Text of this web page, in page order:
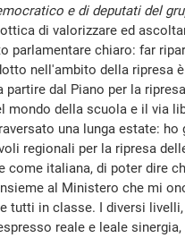
e di deputati del
di valorizzare ed
parlamentare chiaro: far
nell'ambito della ripresa
dal Piano per la
della scuola e il via
una lunga estate:
regionali per la ripresa
come italiana, di poter dire
al Ministero che mi
tutti in classe. I diversi
reale e leale